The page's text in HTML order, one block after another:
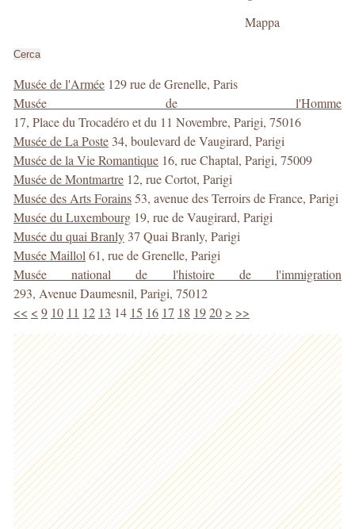
ricerca
Mappa
Cerca
Musée de l'Armée 129 rue de Grenelle, Paris
Musée de l'Homme
17, Place du Trocadéro et du 11 Novembre, Parigi, 75016
Musée de La Poste 34, boulevard de Vaugirard, Parigi
Musée de la Vie Romantique 16, rue Chaptal, Parigi, 75009
Musée de Montmartre 12, rue Cortot, Parigi
Musée des Arts Forains53, avenue des Terroirs de France, Parigi
Musée du Luxembourg 19, rue de Vaugirard, Parigi
Musée du quai Branly 37 Quai Branly, Parigi
Musée Maillol 61, rue de Grenelle, Parigi
Musée national de l'histoire de l'immigration
293, Avenue Daumesnil, Parigi, 75012
<< < 9 10 11 12 13 14 15 16 17 18 1920 > >>